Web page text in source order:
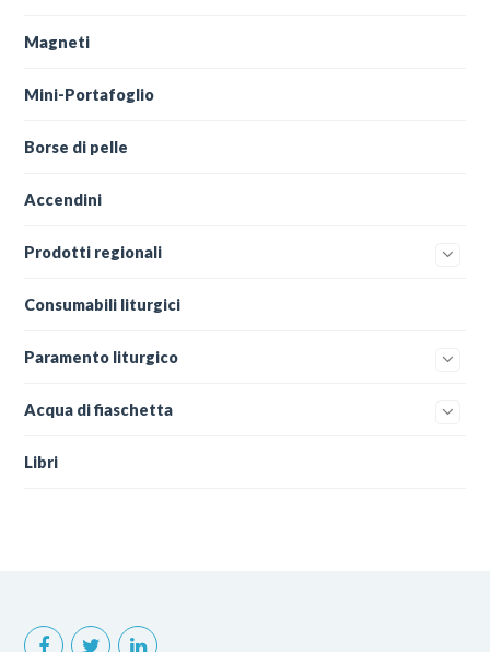
Magneti
Mini-Portafoglio
Borse di pelle
Accendini
Prodotti regionali
Consumabili liturgici
Paramento liturgico
Acqua di fiaschetta
Libri